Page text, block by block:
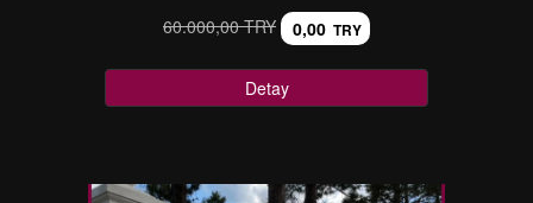
60.000,00 TRY 0,00 TRY
Detay